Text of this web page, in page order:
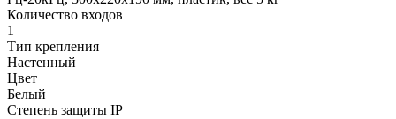
Количество входов
1
Тип крепления
Настенный
Цвет
Белый
Степень защиты IP